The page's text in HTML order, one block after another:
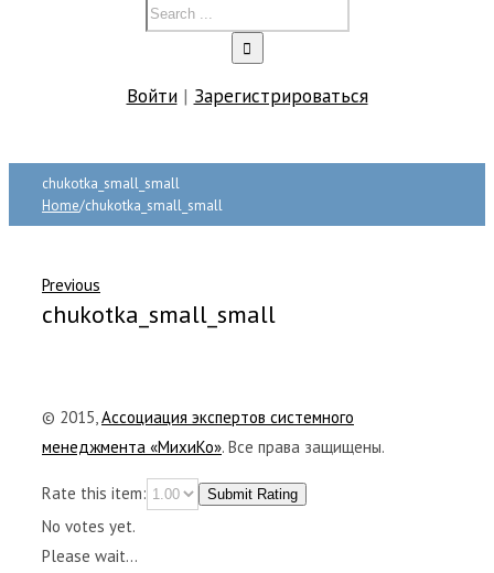
Войти| Зарегистрироваться
chukotka_small_small
Home/chukotka_small_small
Previous
chukotka_small_small
© 2015,Ассоциация экспертов системного
менеджмента «МихиКо». Все права защищены.
Rate this item: Submit Rating
No votes yet.
Please wait...